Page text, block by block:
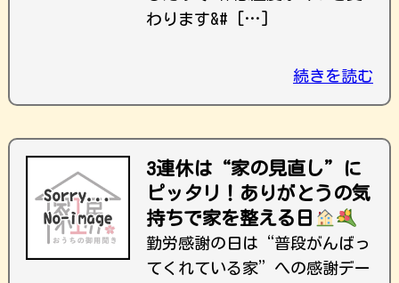
わります&# […]
続きを読む
3連休は“家の見直し”に
ピッタリ！ありがとうの気
持ちで家を整える日
勤労感謝の日は“普段がんばっ
てくれている家”への感謝デー